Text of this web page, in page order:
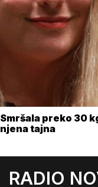
Smršala preko 30
njena tajna
RADIO